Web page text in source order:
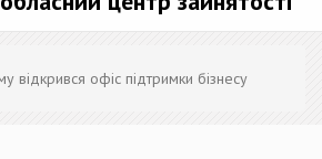
відкрився офіс підтримки бізнесу